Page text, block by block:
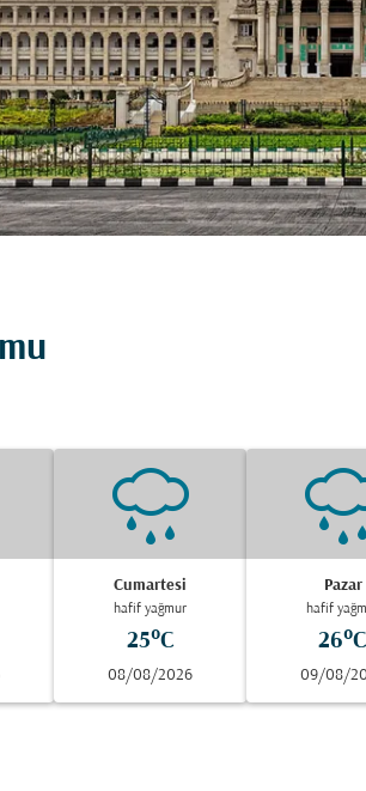
Cumartesi
hafif yağmur
25°C
08/08/2026
Pazar
hafif
26°C
09/08/